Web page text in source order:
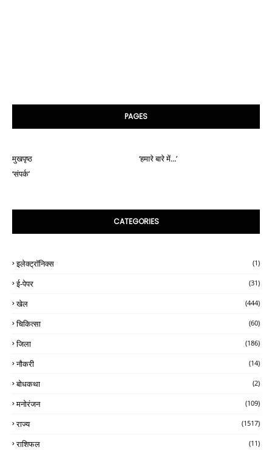
PAGES
मुखपृष्ठ
‘हमारे बारे में...’
‘संपर्क’
CATEGORIES
इलेक्ट्रॉनिक्स (1)
ई-पेपर (31)
खेल (444)
चिकित्सा (60)
जिला (186)
नौकरी (14)
बोधकथा (2)
मनोरंजन (109)
राज्य (1517)
राशिफल (11)